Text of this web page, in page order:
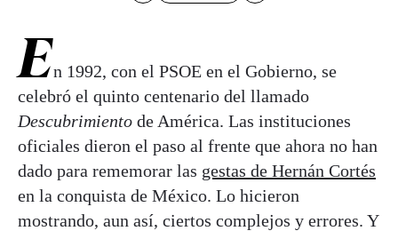
En 1992, con el PSOE en el Gobierno, se
celebró el quinto centenario del llamado
Descubrimiento de América. Las instituciones
oficiales dieron el paso al frente que ahora no han
dado para rememorar las gestas de Hernán Cortés
en la conquista de México. Lo hicieron
mostrando, aun así, ciertos complejos y errores. Y